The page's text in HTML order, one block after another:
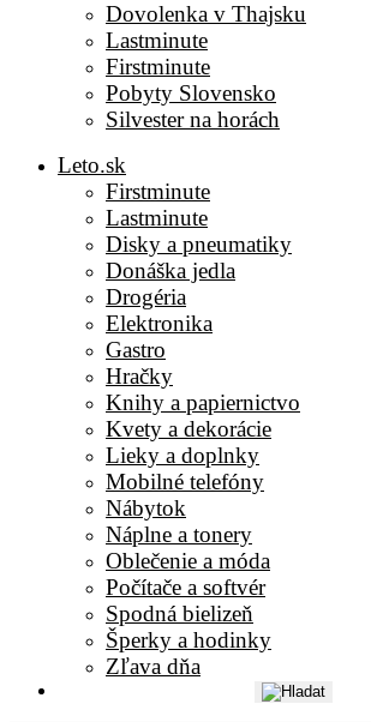
Dovolenka v Thajsku
Lastminute
Firstminute
Pobyty Slovensko
Silvester na horách
Leto.sk
Firstminute
Lastminute
Disky a pneumatiky
Donáška jedla
Drogéria
Elektronika
Gastro
Hračky
Knihy a papiernictvo
Kvety a dekorácie
Lieky a doplnky
Mobilné telefóny
Nábytok
Náplne a tonery
Oblečenie a móda
Počítače a softvér
Spodná bielizeň
Šperky a hodinky
Zľava dňa